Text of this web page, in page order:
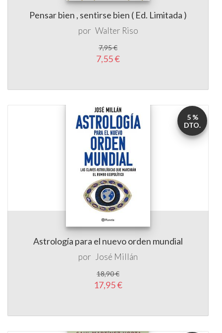
Pensar bien , sentirse bien ( Ed. Limitada )
por Walter Riso
7,95 €
7,55 €
Astrología para el nuevo orden mundial
por José Millán
18,90 €
17,95 €
5 %
DTO.